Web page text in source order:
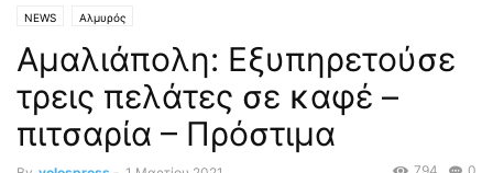
NEWS Αλμυρός
Αμαλιάπολη: Εξυπηρετούσε
τρεις πελάτες σε καφέ –
πιτσαρία – Πρόστιμα